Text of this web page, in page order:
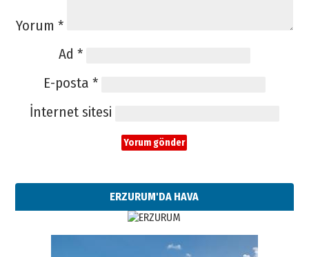
Yorum *
Ad *
E-posta *
İnternet sitesi
ERZURUM'DA HAVA